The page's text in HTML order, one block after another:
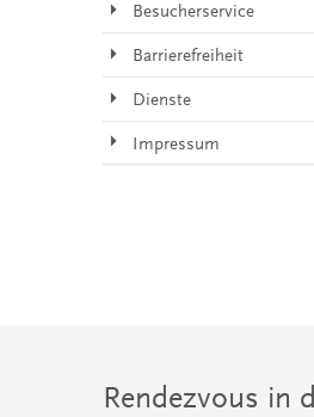
Besucherservice
Barrierefreiheit
Dienste
Impressum
Rendezvous in